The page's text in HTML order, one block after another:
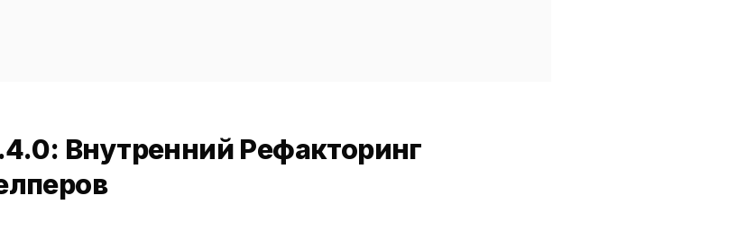
Внутренний Рефакторинг